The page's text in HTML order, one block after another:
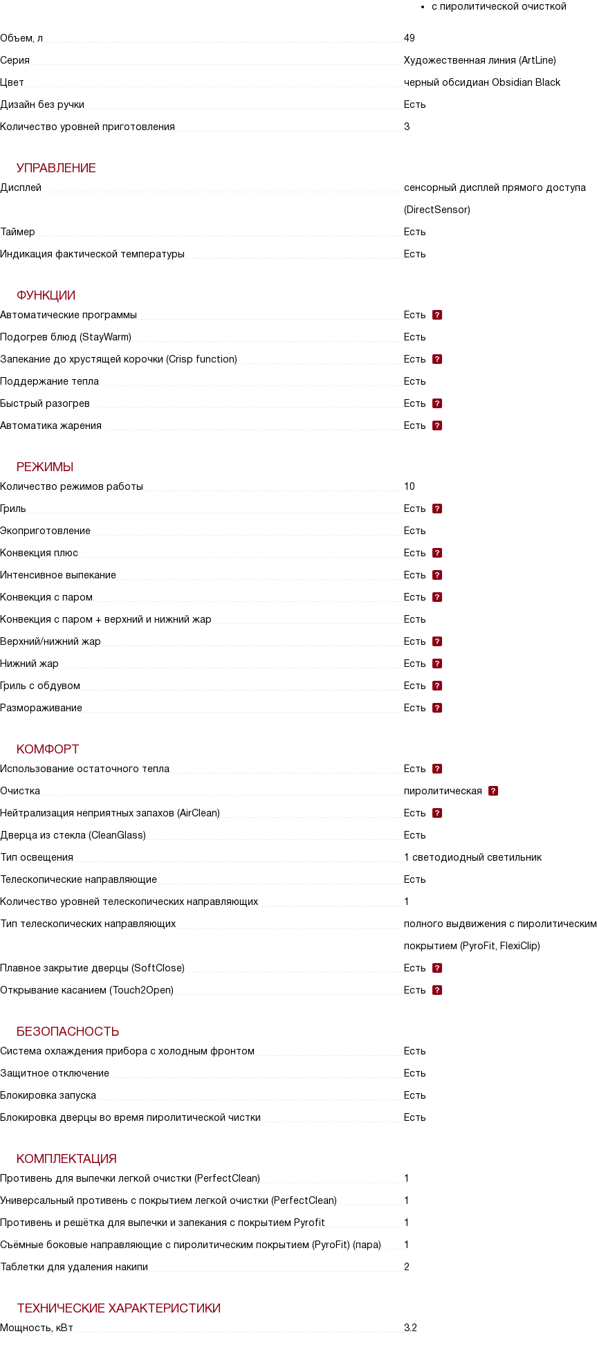
с пиролитической очисткой
Объем, л
49
Серия
Художественная линия (ArtLine)
Цвет
черный обсидиан Obsidian Black
Дизайн без ручки
Есть
Количество уровней приготовления
3
УПРАВЛЕНИЕ
Дисплей
сенсорный дисплей прямого доступа
(DirectSensor)
Таймер
Есть
Индикация фактической температуры
Есть
ФУНКЦИИ
Автоматические программы
Есть
Подогрев блюд (StayWarm)
Есть
Запекание до хрустящей корочки (Crisp function)
Есть
Поддержание тепла
Есть
Быстрый разогрев
Есть
Автоматика жарения
Есть
РЕЖИМЫ
Количество режимов работы
10
Гриль
Есть
Экоприготовление
Есть
Конвекция плюс
Есть
Интенсивное выпекание
Есть
Конвекция с паром
Есть
Конвекция с паром + верхний и нижний жар
Есть
Верхний/нижний жар
Есть
Нижний жар
Есть
Гриль с обдувом
Есть
Размораживание
Есть
КОМФОРТ
Использование остаточного тепла
Есть
Очистка
пиролитическая
Нейтрализация неприятных запахов (AirClean)
Есть
Дверца из стекла (CleanGlass)
Есть
Тип освещения
1 светодиодный светильник
Телескопические направляющие
Есть
Количество уровней телескопических направляющих
1
Тип телескопических направляющих
полного выдвижения с пиролитическим
покрытием (PyroFit, FlexiClip)
Плавное закрытие дверцы (SoftClose)
Есть
Открывание касанием (Touch2Open)
Есть
БЕЗОПАСНОСТЬ
Система охлаждения прибора с холодным фронтом
Есть
Защитное отключение
Есть
Блокировка запуска
Есть
Блокировка дверцы во время пиролитической чистки
Есть
КОМПЛЕКТАЦИЯ
Противень для выпечки легкой очистки (PerfectClean)
1
Универсальный противень с покрытием легкой очистки (PerfectClean)
1
Противень и решётка для выпечки и запекания с покрытием Pyrofit
1
Съёмные боковые направляющие с пиролитическим покрытием (PyroFit) (пара)
1
Таблетки для удаления накипи
2
ТЕХНИЧЕСКИЕ ХАРАКТЕРИСТИКИ
Мощность, кВт
3.2